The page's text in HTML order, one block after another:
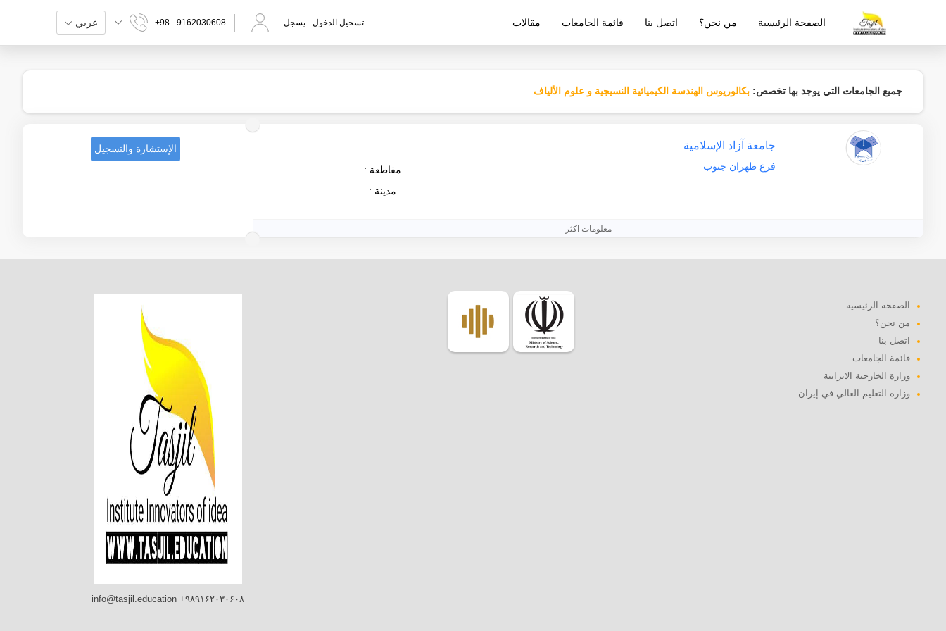
شركة معتمدة من قبل وزارة التربية والتعليم الإيرانية
الصفحة الرئيسية من نحن؟ اتصل بنا قائمة الجامعات مقالات تسجيل الدخول يسجل +98 - 9162030608 عربي
جميع الجامعات التي يوجد بها تخصص: بكالوريوس الهندسة الكيميائية النسيجية و علوم الألياف
جامعة آزاد الإسلامية
فرع طهران جنوب
مقاطعة :
مدينة :
معلومات اكثر
الإستشارة والتسجيل
الصفحة الرئيسية
من نحن؟
اتصل بنا
قائمة الجامعات
وزارة الخارجية الايرانية
وزارة التعليم العالي في إيران
info@tasjil.education +۹۸۹۱۶۲۰۳۰۶۰۸